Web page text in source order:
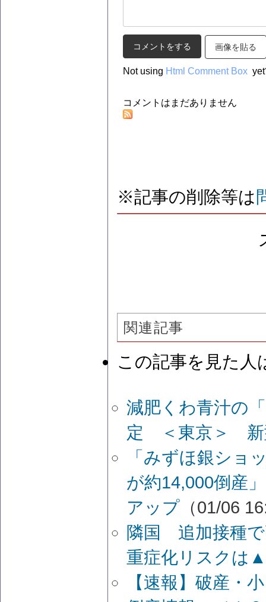
画像を貼る
Not using Html Comment Box
コメントはまだありません
※記事の削除等は
関連記事
この記事を見た人
減肥くわ青汁の
定 ＜東京＞ 新
「みずほ銀ショ
が約14,000倒産
アップ （01/06
隣国 追加接種
重症化リスクは
【速報】破産